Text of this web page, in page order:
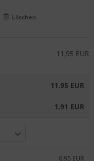
Löschen
11,95 EUR
11,95 EUR
1,91 EUR
6,95 EUR